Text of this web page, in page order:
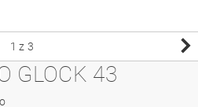
1 z 3
GLOCK 43